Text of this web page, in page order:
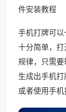
件安装教程
手机打牌可以
十分简单，
规律，只需
生成出手机
或者使用手机